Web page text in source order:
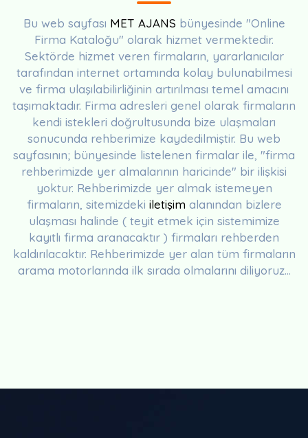
Bu web sayfası MET AJANS bünyesinde "Online
Firma Kataloğu" olarak hizmet vermektedir.
Sektörde hizmet veren firmaların, yararlanıcılar
tarafından internet ortamında kolay bulunabilmesi
ve firma ulaşılabilirliğinin artırılması temel amacını
taşımaktadır. Firma adresleri genel olarak firmaların
kendi istekleri doğrultusunda bize ulaşmaları
sonucunda rehberimize kaydedilmiştir. Bu web
sayfasının; bünyesinde listelenen firmalar ile, "firma
rehberimizde yer almalarının haricinde" bir ilişkisi
yoktur. Rehberimizde yer almak istemeyen
firmaların, sitemizdeki iletişim alanından bizlere
ulaşması halinde ( teyit etmek için sistemimize
kayıtlı firma aranacaktır ) firmaları rehberden
kaldırılacaktır. Rehberimizde yer alan tüm firmaların
arama motorlarında ilk sırada olmalarını diliyoruz...